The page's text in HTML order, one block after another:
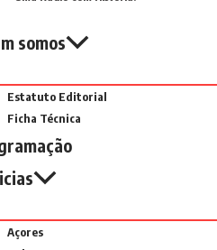
somos
Estatuto Editorial
Ficha Técnica
Açores